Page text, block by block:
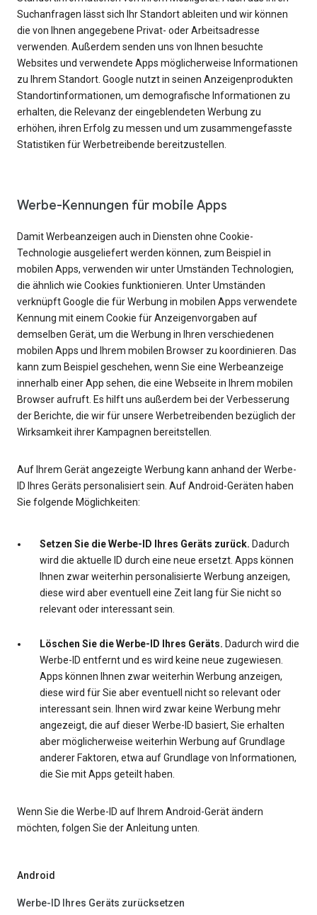
Suchanfragen lässt sich Ihr Standort ableiten und wir können
die von Ihnen angegebene Privat- oder Arbeitsadresse
verwenden. Außerdem senden uns von Ihnen besuchte
Websites und verwendete Apps möglicherweise Informationen
zu Ihrem Standort. Google nutzt in seinen Anzeigenprodukten
Standortinformationen, um demografische Informationen zu
erhalten, die Relevanz der eingeblendeten Werbung zu
erhöhen, ihren Erfolg zu messen und um zusammengefasste
Statistiken für Werbetreibende bereitzustellen.
Werbe-Kennungen für mobile Apps
Damit Werbeanzeigen auch in Diensten ohne Cookie-
Technologie ausgeliefert werden können, zum Beispiel in
mobilen Apps, verwenden wir unter Umständen Technologien,
die ähnlich wie Cookies funktionieren. Unter Umständen
verknüpft Google die für Werbung in mobilen Apps verwendete
Kennung mit einem Cookie für Anzeigenvorgaben auf
demselben Gerät, um die Werbung in Ihren verschiedenen
mobilen Apps und Ihrem mobilen Browser zu koordinieren. Das
kann zum Beispiel geschehen, wenn Sie eine Werbeanzeige
innerhalb einer App sehen, die eine Webseite in Ihrem mobilen
Browser aufruft. Es hilft uns außerdem bei der Verbesserung
der Berichte, die wir für unsere Werbetreibenden bezüglich der
Wirksamkeit ihrer Kampagnen bereitstellen.
Auf Ihrem Gerät angezeigte Werbung kann anhand der Werbe-
ID Ihres Geräts personalisiert sein. Auf Android-Geräten haben
Sie folgende Möglichkeiten:
Setzen Sie die Werbe-ID Ihres Geräts zurück. Dadurch
wird die aktuelle ID durch eine neue ersetzt. Apps können
Ihnen zwar weiterhin personalisierte Werbung anzeigen,
diese wird aber eventuell eine Zeit lang für Sie nicht so
relevant oder interessant sein.
Löschen Sie die Werbe-ID Ihres Geräts. Dadurch wird die
Werbe-ID entfernt und es wird keine neue zugewiesen.
Apps können Ihnen zwar weiterhin Werbung anzeigen,
diese wird für Sie aber eventuell nicht so relevant oder
interessant sein. Ihnen wird zwar keine Werbung mehr
angezeigt, die auf dieser Werbe-ID basiert, Sie erhalten
aber möglicherweise weiterhin Werbung auf Grundlage
anderer Faktoren, etwa auf Grundlage von Informationen,
die Sie mit Apps geteilt haben.
Wenn Sie die Werbe-ID auf Ihrem Android-Gerät ändern
möchten, folgen Sie der Anleitung unten.
Android
Werbe-ID Ihres Geräts zurücksetzen